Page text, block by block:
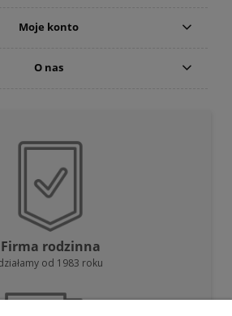
Moje konto
O nas
Firma rodzinna
od 1983 roku